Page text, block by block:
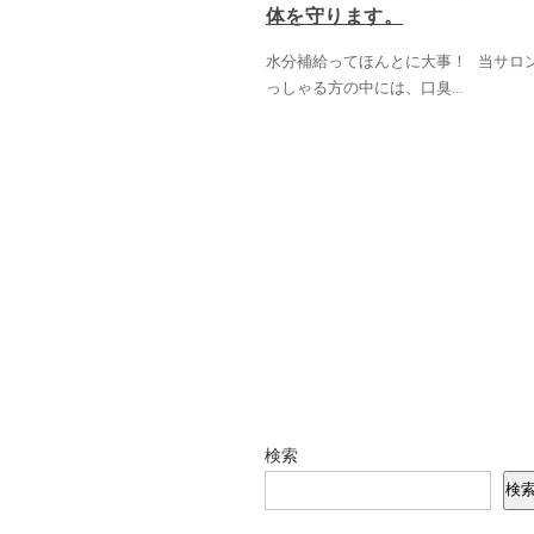
体を守ります。
水分補給ってほんとに大事！ 当サロ
っしゃる方の中には、口臭...
検索
検